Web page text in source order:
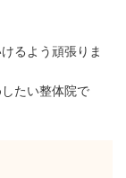
るよう頑張りま
たい整体院で